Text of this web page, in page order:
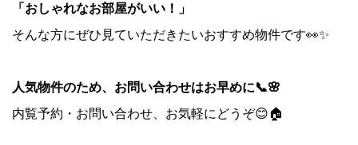
「おしゃれなお部屋がいい！」
そんな方にぜひ見ていただきたいおすすめ物件です👀✨
人気物件のため、お問い合わせはお早めに📞🌸
内覧予約・お問い合わせ、お気軽にどうぞ😊🏠